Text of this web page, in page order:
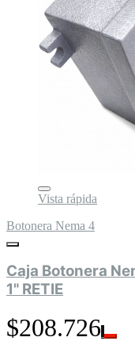
Vista rápida
Botonera Nema 4
Caja Botonera
1" RETIE
$208.726